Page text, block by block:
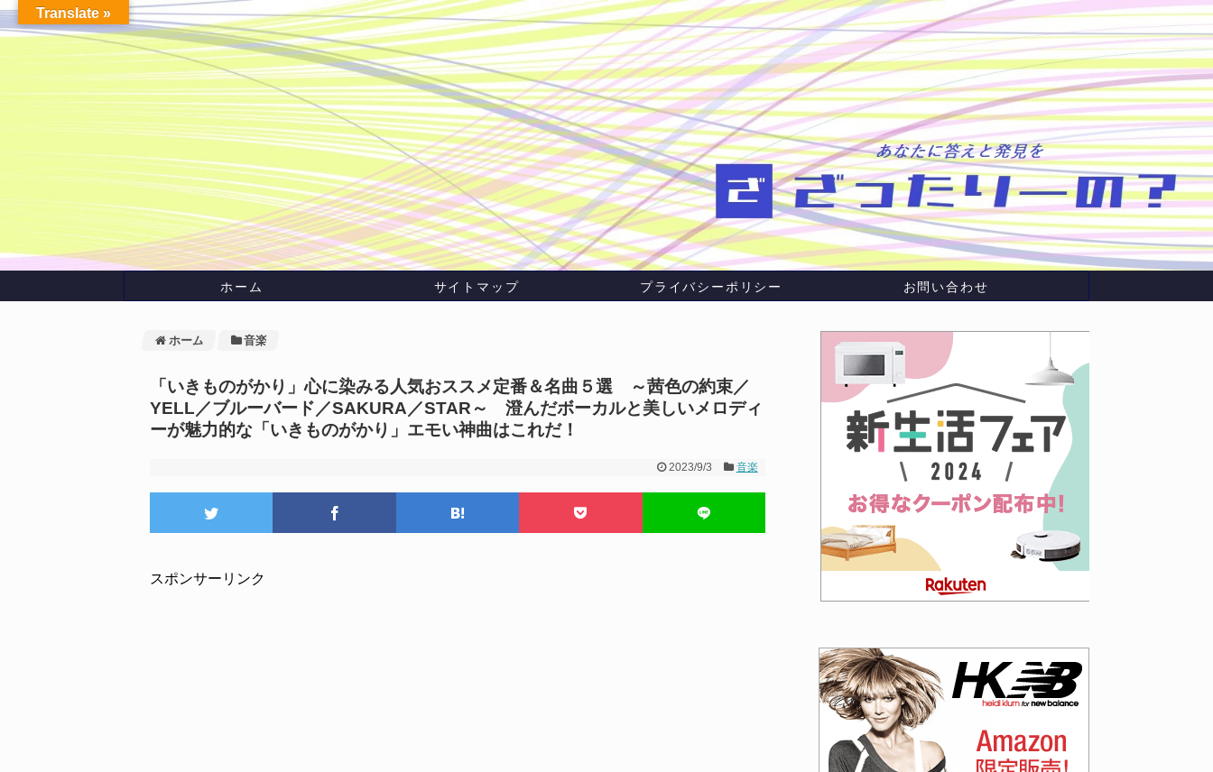
ホーム サイトマップ プライバシーポリシー お問い合わせ
ホーム 音楽
「いきものがかり」心に染みる人気おススメ定番＆名曲５選 ～茜色の約束／
YELL／ブルーバード／SAKURA／STAR～ 澄んだボーカルと美しいメロディ
ーが魅力的な「いきものがかり」エモい神曲はこれだ！
2023/9/3 音楽
スポンサーリンク
Translate »